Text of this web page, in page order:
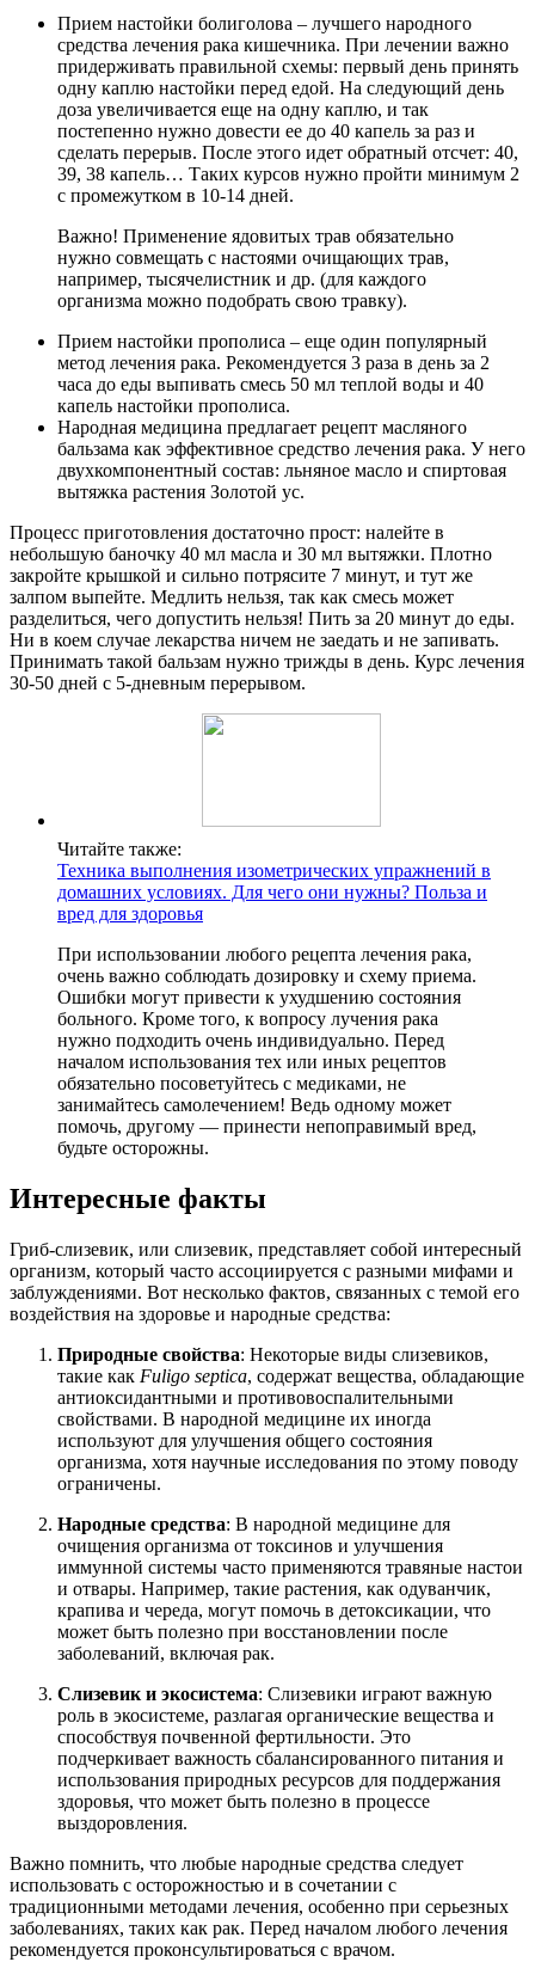
Прием настойки болиголова – лучшего народного
средства лечения рака кишечника. При лечении важно
придерживать правильной схемы: первый день принять
одну каплю настойки перед едой. На следующий день
доза увеличивается еще на одну каплю, и так
постепенно нужно довести ее до 40 капель за раз и
сделать перерыв. После этого идет обратный отсчет: 40,
39, 38 капель… Таких курсов нужно пройти минимум 2
с промежутком в 10-14 дней.
Важно! Применение ядовитых трав обязательно
нужно совмещать с настоями очищающих трав,
например, тысячелистник и др. (для каждого
организма можно подобрать свою травку).
Прием настойки прополиса – еще один популярный
метод лечения рака. Рекомендуется 3 раза в день за 2
часа до еды выпивать смесь 50 мл теплой воды и 40
капель настойки прополиса.
Народная медицина предлагает рецепт масляного
бальзама как эффективное средство лечения рака. У него
двухкомпонентный состав: льняное масло и спиртовая
вытяжка растения Золотой ус.
Процесс приготовления достаточно прост: налейте в
небольшую баночку 40 мл масла и 30 мл вытяжки. Плотно
закройте крышкой и сильно потрясите 7 минут, и тут же
залпом выпейте. Медлить нельзя, так как смесь может
разделиться, чего допустить нельзя! Пить за 20 минут до еды.
Ни в коем случае лекарства ничем не заедать и не запивать.
Принимать такой бальзам нужно трижды в день. Курс лечения
30-50 дней с 5-дневным перерывом.
Читайте также:
Техника выполнения изометрических упражнений в
домашних условиях. Для чего они нужны? Польза и
вред для здоровья
При использовании любого рецепта лечения рака,
очень важно соблюдать дозировку и схему приема.
Ошибки могут привести к ухудшению состояния
больного. Кроме того, к вопросу лучения рака
нужно подходить очень индивидуально. Перед
началом использования тех или иных рецептов
обязательно посоветуйтесь с медиками, не
занимайтесь самолечением! Ведь одному может
помочь, другому — принести непоправимый вред,
будьте осторожны.
Интересные факты
Гриб-слизевик, или слизевик, представляет собой интересный
организм, который часто ассоциируется с разными мифами и
заблуждениями. Вот несколько фактов, связанных с темой его
воздействия на здоровье и народные средства:
Природные свойства: Некоторые виды слизевиков,
такие как Fuligo septica, содержат вещества, обладающие
антиоксидантными и противовоспалительными
свойствами. В народной медицине их иногда
используют для улучшения общего состояния
организма, хотя научные исследования по этому поводу
ограничены.
Народные средства: В народной медицине для
очищения организма от токсинов и улучшения
иммунной системы часто применяются травяные настои
и отвары. Например, такие растения, как одуванчик,
крапива и череда, могут помочь в детоксикации, что
может быть полезно при восстановлении после
заболеваний, включая рак.
Слизевик и экосистема: Слизевики играют важную
роль в экосистеме, разлагая органические вещества и
способствуя почвенной фертильности. Это
подчеркивает важность сбалансированного питания и
использования природных ресурсов для поддержания
здоровья, что может быть полезно в процессе
выздоровления.
Важно помнить, что любые народные средства следует
использовать с осторожностью и в сочетании с
традиционными методами лечения, особенно при серьезных
заболеваниях, таких как рак. Перед началом любого лечения
рекомендуется проконсультироваться с врачом.